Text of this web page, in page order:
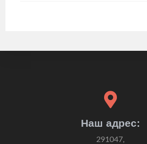
Наш адрес:
291047,